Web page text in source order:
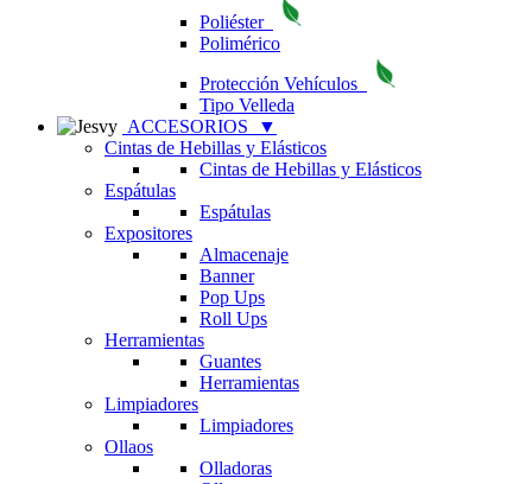
Poliéster
Polimérico
Protección Vehículos
Tipo Velleda
ACCESORIOS
▼
Cintas de Hebillas y Elásticos
Cintas de Hebillas y Elásticos
Espátulas
Espátulas
Expositores
Almacenaje
Banner
Pop Ups
Roll Ups
Herramientas
Guantes
Herramientas
Limpiadores
Limpiadores
Ollaos
Olladoras